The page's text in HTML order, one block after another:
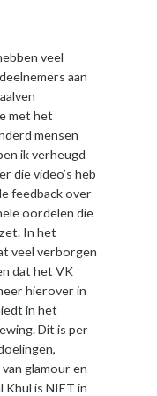
veel
aan
met het
mensen
ik verheugd
die video’s heb
feedback over
oordelen die
In het
veel verborgen
dat het VK
hierover in
in het
Dit is per
glamour en
Khul is NIET in